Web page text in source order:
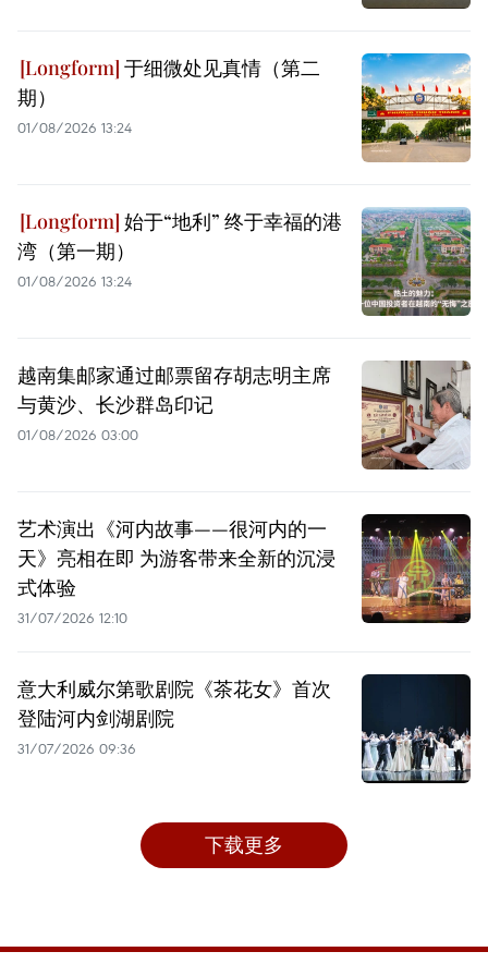
于细微处见真情（第二
期）
01/08/2026 13:24
始于“地利” 终于幸福的港
湾（第一期）
01/08/2026 13:24
越南集邮家通过邮票留存胡志明主席
与黄沙、长沙群岛印记
01/08/2026 03:00
艺术演出《河内故事——很河内的一
天》亮相在即 为游客带来全新的沉浸
式体验
31/07/2026 12:10
意大利威尔第歌剧院《茶花女》首次
登陆河内剑湖剧院
31/07/2026 09:36
下载更多